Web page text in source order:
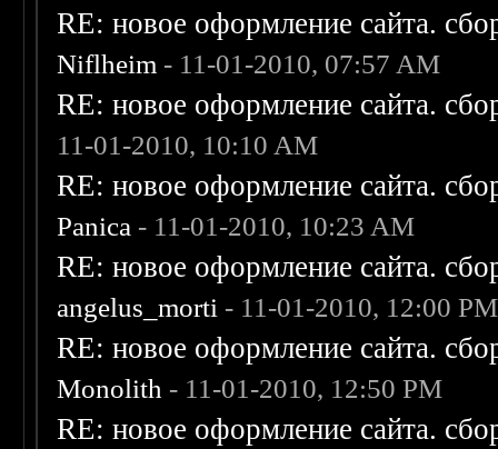
RE: новое оформление сайта.
Niflheim - 11-01-2010, 07:57 AM
RE: новое оформление сайта.
11-01-2010, 10:10 AM
RE: новое оформление сайта.
Panica - 11-01-2010, 10:23 AM
RE: новое оформление сайта.
angelus_morti - 11-01-2010, 12:00 PM
RE: новое оформление сайта.
Monolith - 11-01-2010, 12:50 PM
RE: новое оформление сайта.